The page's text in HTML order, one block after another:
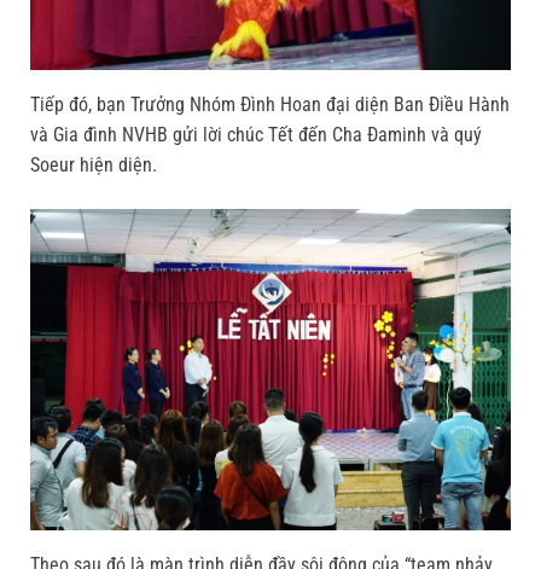
Tiếp đó, bạn Trưởng Nhóm Đình Hoan đại diện Ban Điều Hành
và Gia đình NVHB gửi lời chúc Tết đến Cha Đaminh và quý
Soeur hiện diện.